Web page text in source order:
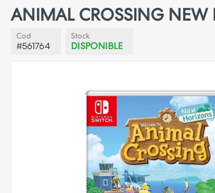
ANIMAL CROSSING NEW
Cod
#561764
Stock
DISPONIBLE